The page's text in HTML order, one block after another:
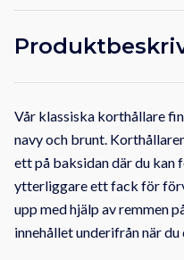
Vår klassiska korthållare
navy och brunt.
ett på baksidan där du kan
ytterliggare ett fack för
upp med hjälp av remmen
innehållet underifrån när du